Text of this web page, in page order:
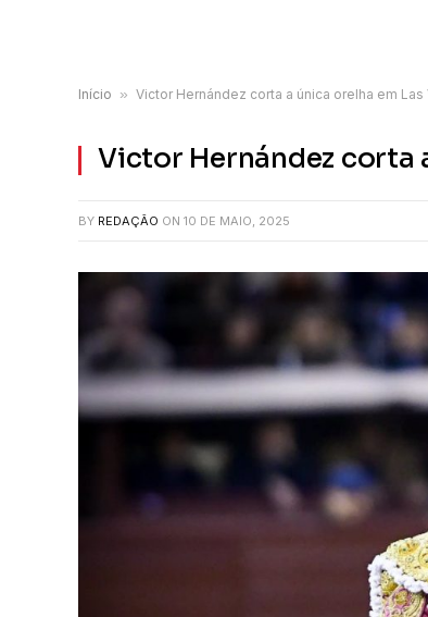
Início » Victor Hernández corta a única orelha em Las
Victor Hernández corta
BY REDAÇÃO ON 10 DE MAIO, 2025